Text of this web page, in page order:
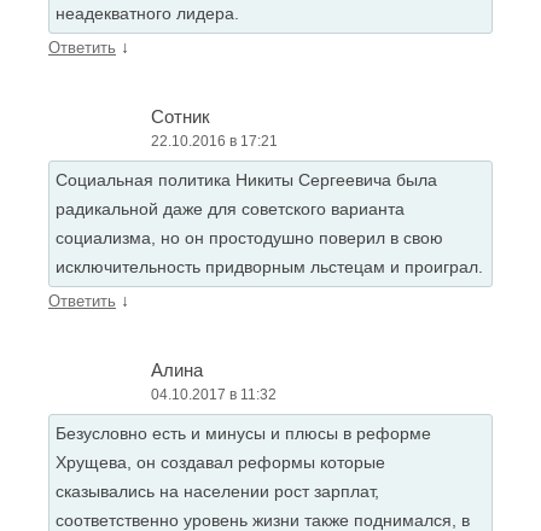
неадекватного лидера.
Ответить ↓
Сотник
22.10.2016 в 17:21
Социальная политика Никиты Сергеевича была
радикальной даже для советского варианта
социализма, но он простодушно поверил в свою
исключительность придворным льстецам и проиграл.
Ответить ↓
Алина
04.10.2017 в 11:32
Безусловно есть и минусы и плюсы в реформе
Хрущева, он создавал реформы которые
сказывались на населении рост зарплат,
соответственно уровень жизни также поднимался, в